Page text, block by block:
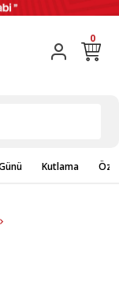
0
Kutlama